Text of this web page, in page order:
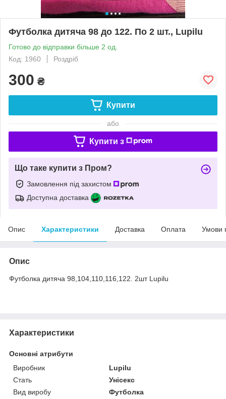
Футболка дитяча 98 до 122. По 2 шт., Lupilu
Готово до відправки більше 2 од.
Код: 1960
Роздріб
300 ₴
Купити
або
Купити з
Що таке купити з Пром?
Замовлення під захистом
Доступна доставка
Опис Характеристики Доставка Оплата Умови
Опис
Футболка дитяча 98,104,110,116,122. 2шт Lupilu
Характеристики
Основні атрибути
Виробник
Lupilu
Стать
Унісекс
Вид виробу
Футболка